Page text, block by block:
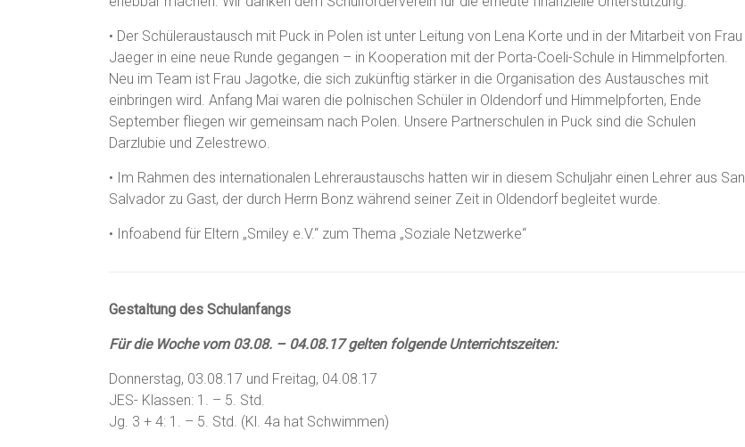
• Der Schüleraustausch mit Puck in Polen ist unter Leitung von Lena Korte und in der Mitarbeit von Frau
Jaeger in eine neue Runde gegangen – in Kooperation mit der Porta-Coeli-Schule in Himmelpforten.
Neu im Team ist Frau Jagotke, die sich zukünftig stärker in die Organisation des Austausches mit
einbringen wird. Anfang Mai waren die polnischen Schüler in Oldendorf und Himmelpforten, Ende
September fliegen wir gemeinsam nach Polen. Unsere Partnerschulen in Puck sind die Schulen
Darzlubie und Zelestrewo.
• Im Rahmen des internationalen Lehreraustauschs hatten wir in diesem Schuljahr einen Lehrer aus San
Salvador zu Gast, der durch Herrn Bonz während seiner Zeit in Oldendorf begleitet wurde.
• Infoabend für Eltern „Smiley e.V.“ zum Thema „Soziale Netzwerke“
Gestaltung des Schulanfangs
Für die Woche vom 03.08. – 04.08.17 gelten folgende Unterrichtszeiten:
Donnerstag, 03.08.17 und Freitag, 04.08.17
JES- Klassen: 1. – 5. Std.
Jg. 3 + 4: 1. – 5. Std. (Kl. 4a hat Schwimmen)